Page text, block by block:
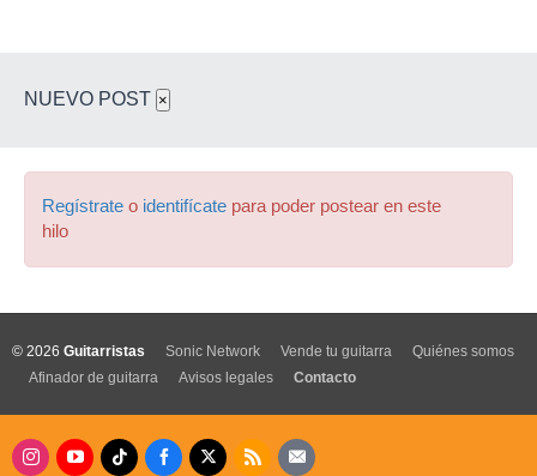
NUEVO POST ×
Regístrate o identifícate para poder postear en este
hilo
© 2026 Guitarristas Sonic Network Vende tu guitarra
Quiénes somos
Afinador de guitarra
Avisos legales Contacto